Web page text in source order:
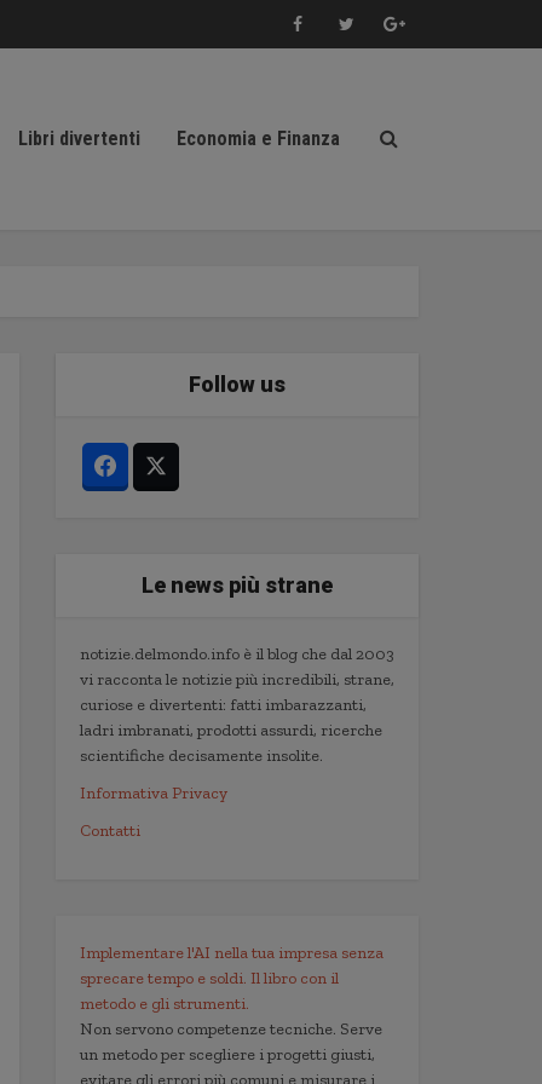
Libri divertenti Economia e Finanza
Follow us
Le news più strane
notizie.delmondo.info è il blog che dal 2003
vi racconta le notizie più incredibili, strane,
curiose e divertenti: fatti imbarazzanti,
ladri imbranati, prodotti assurdi, ricerche
scientifiche decisamente insolite.
Informativa Privacy
Contatti
Implementare l'AI nella tua impresa senza
sprecare tempo e soldi. Il libro con il
metodo e gli strumenti.
Non servono competenze tecniche. Serve
un metodo per scegliere i progetti giusti,
evitare gli errori più comuni e misurare i